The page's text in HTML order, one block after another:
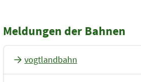
Meldungen der Bahnen
vogtlandbahn